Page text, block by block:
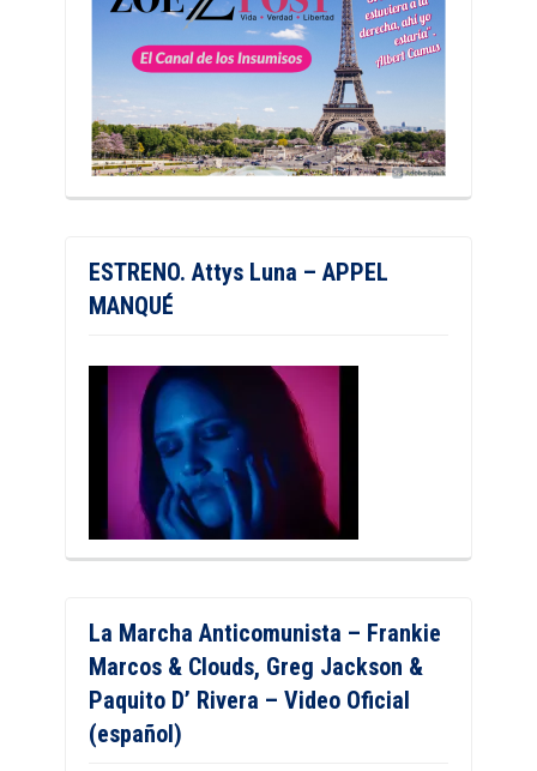
ESTRENO. Attys Luna – APPEL
MANQUÉ
La Marcha Anticomunista – Frankie
Marcos & Clouds, Greg Jackson &
Paquito D’ Rivera – Video Oficial
(español)